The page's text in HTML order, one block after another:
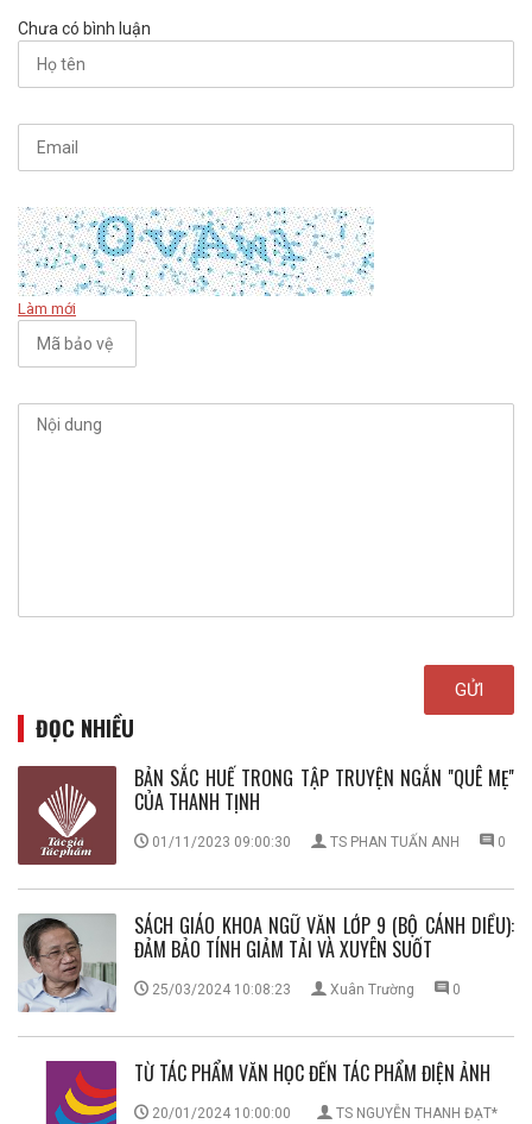
Chưa có bình luận
Làm mới
ĐỌC NHIỀU
BẢN SẮC HUẾ TRONG TẬP TRUYỆN NGẮN ''QUÊ MẸ''
CỦA THANH TỊNH
01/11/2023 09:00:30 TS PHAN TUẤN ANH 0
SÁCH GIÁO KHOA NGỮ VĂN LỚP 9 (BỘ CÁNH DIỀU):
ĐẢM BẢO TÍNH GIẢM TẢI VÀ XUYÊN SUỐT
25/03/2024 10:08:23 Xuân Trường 0
TỪ TÁC PHẨM VĂN HỌC ĐẾN TÁC PHẨM ĐIỆN ẢNH
20/01/2024 10:00:00
TS NGUYỄN THANH ĐẠT*